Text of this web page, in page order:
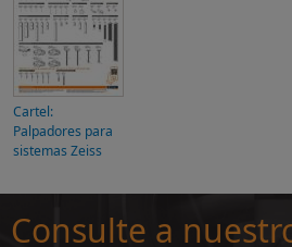
Cartel:
Palpadores para
sistemas Zeiss
Consulte a